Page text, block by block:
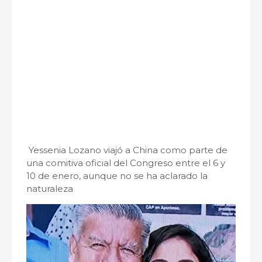
Yessenia Lozano viajó a China como parte de
una comitiva oficial del Congreso entre el 6 y
10 de enero, aunque no se ha aclarado la
naturaleza